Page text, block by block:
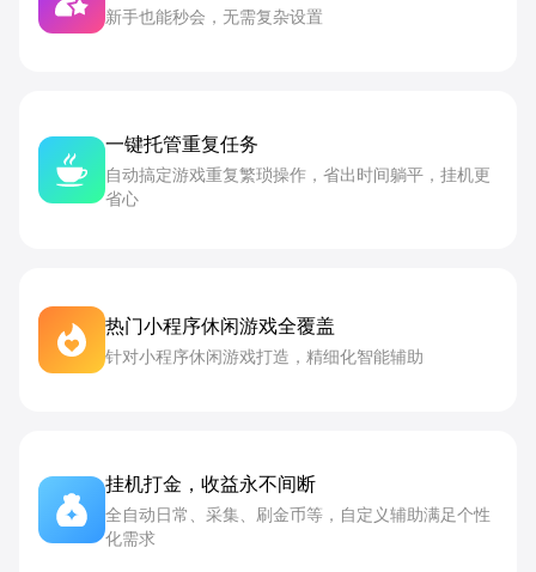
新手也能秒会，无需复杂设置
一键托管重复任务
自动搞定游戏重复繁琐操作，省出时间躺平，挂机更
省心
热门小程序休闲游戏全覆盖
针对小程序休闲游戏打造，精细化智能辅助
挂机打金，收益永不间断
全自动日常、采集、刷金币等，自定义辅助满足个性
化需求